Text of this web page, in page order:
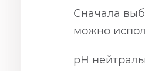
Сначала
можно
рН